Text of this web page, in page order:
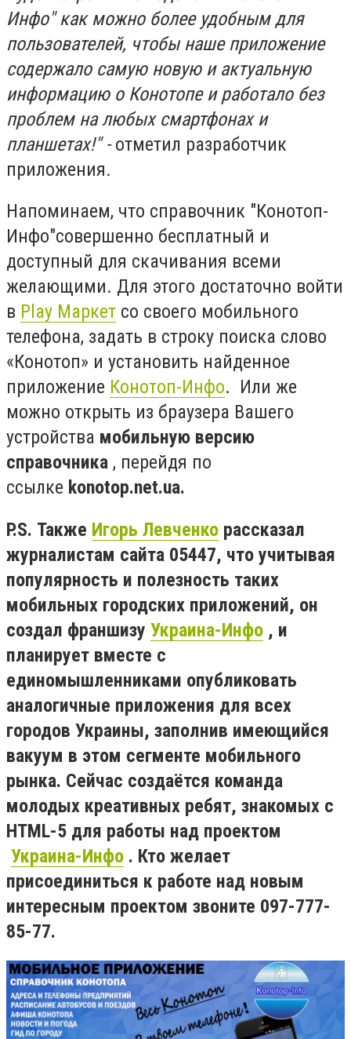
Инфо" как можно более удобным для
пользователей, чтобы наше приложение
содержало самую новую и актуальную
информацию о Конотопе и работало без
проблем на любых смартфонах и
планшетах!" -отметил разработчик
приложения.
Напоминаем, что справочник "Конотоп-
Инфо"совершенно бесплатный и
доступный для скачивания всеми
желающими. Для этого достаточно войти
в Play Маркет со своего мобильного
телефона, задать в строку поиска слово
«Конотоп» и установить найденное
приложение Конотоп-Инфо. Или же
можно открыть из браузера Вашего
устройства мобильную версию
справочника , перейдя по
ссылке konotop.net.ua.
P.S. Также Игорь Левченко рассказал
журналистам сайта 05447, что учитывая
популярность и полезность таких
мобильных городских приложений, он
создал франшизу Украина-Инфо , и
планирует вместе с
единомышленниками опубликовать
аналогичные приложения для всех
городов Украины, заполнив имеющийся
вакуум в этом сегменте мобильного
рынка. Сейчас создаётся команда
молодых креативных ребят, знакомых с
HTML-5 для работы над проектом
Украина-Инфо . Кто желает
присоединиться к работе над новым
интересным проектом звоните 097-777-
85-77.